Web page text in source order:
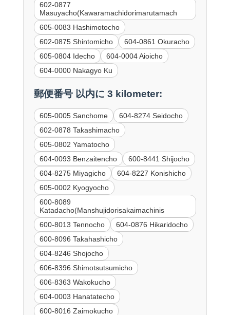
602-0877
Masuyacho(Kawaramachidorimarutamach
605-0083 Hashimotocho
602-0875 Shintomicho
604-0861 Okuracho
605-0804 Idecho
604-0004 Aioicho
604-0000 Nakagyo Ku
郵便番号 以内に 3 kilometer:
605-0005 Sanchome
604-8274 Seidocho
602-0878 Takashimacho
605-0802 Yamatocho
604-0093 Benzaitencho
600-8441 Shijocho
604-8275 Miyagicho
604-8227 Konishicho
605-0002 Kyogyocho
600-8089
Katadacho(Manshujidorisakaimachinis
600-8013 Tennocho
604-0876 Hikaridocho
600-8096 Takahashicho
604-8246 Shojocho
606-8396 Shimotsutsumicho
606-8363 Wakokucho
604-0003 Hanatatecho
600-8016 Zaimokucho